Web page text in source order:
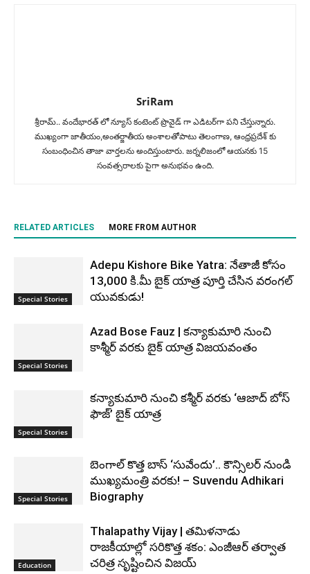
SriRam
శ్రీరామ్‌.. వందేభారత్ లో న్యూస్ కంటెంట్ ప్రొవైడ్ గా ఎడిటర్‌గా పని చేస్తున్నారు.
ముఖ్యంగా జాతీయం,అంత‌ర్జాతీయ అంశాల‌తోపాటు తెలంగాణ, ఆంధ్ర‌ప్ర‌దేశ్‌ కు
సంబంధించిన తాజా వార్తల‌ను అందిస్తుంటారు. జర్నలిజంలో ఆయ‌న‌కు 15
సంవత్సరాలకు పైగా అనుభవం ఉంది.
RELATED ARTICLES MORE FROM AUTHOR
Special Stories
Adepu Kishore Bike Yatra: నేతాజీ కోసం
13,000 కి.మీ బైక్ యాత్ర పూర్తి చేసిన వరంగల్
యువకుడు!
Special Stories
Azad Bose Fauz | కన్యాకుమారి నుంచి
కాశ్మీర్ వరకు బైక్ యాత్ర విజయవంతం
Special Stories
కన్యాకుమారి నుంచి కశ్మీర్ వరకు ‘ఆజాద్ బోస్
ఫౌజ్’ బైక్ యాత్ర
Special Stories
బెంగాల్ కొత్త బాస్ ‘సువేందు’.. కౌన్సిలర్ నుండి
ముఖ్యమంత్రి వరకు! – Suvendu Adhikari
Biography
Education
Thalapathy Vijay | తమిళనాడు
రాజకీయాల్లో సరికొత్త శకం: ఎంజీఆర్ తర్వాత
చరిత్ర సృష్టించిన విజయ్